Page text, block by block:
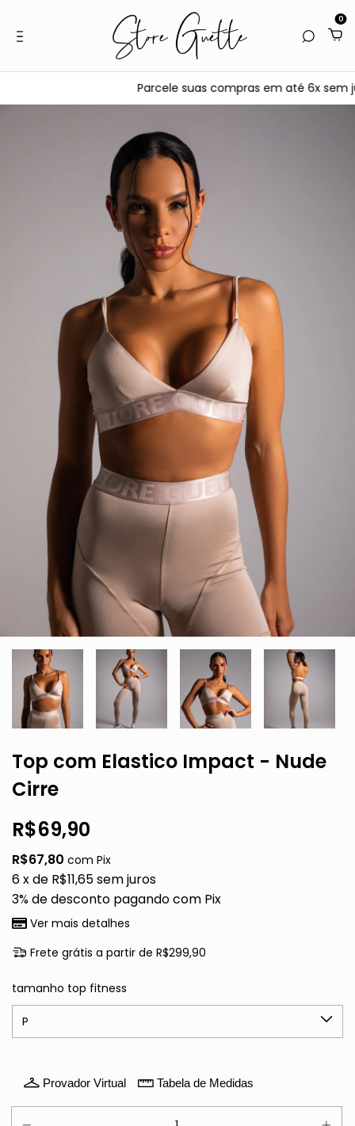
0
Parcele suas compras em até 6x sem
Top com Elastico Impact - Nude
Cirre
R$69,90
R$67,80 com Pix
6x de R$11,65sem juros
3% de desconto pagando com Pix
Ver mais detalhes
Frete grátis a partir de R$299,90
tamanho top fitness
Provador Virtual Tabela de Medidas